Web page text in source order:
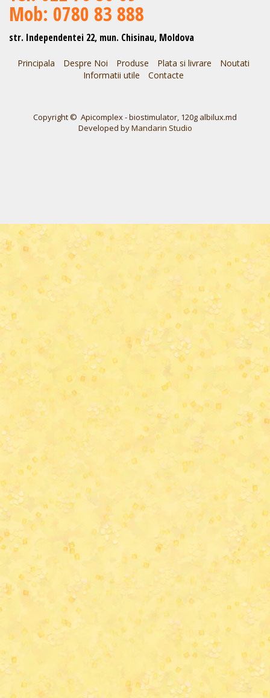
Mob: 0780 83 888
str. Independentei 22, mun. Chisinau, Moldova
Principala Despre Noi Produse Plata si livrare
Noutati
Informatii utile
Contacte
Copyright © Apicomplex - biostimulator, 120g albilux.md
Developed byMandarin Studio